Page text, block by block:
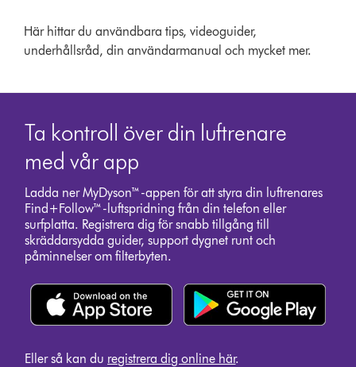
Här hittar du användbara tips, videoguider,
underhållsråd, din användarmanual och mycket mer.
Ta kontroll över din luftrenare
med vår app
Ladda ner MyDyson™-appen för att styra din luftrenares
Find+Follow™-luftspridning från din telefon eller
surfplatta. Registrera dig för snabb tillgång till
skräddarsydda guider, support dygnet runt och
påminnelser om filterbyten.
Eller så kan du registrera dig online här.